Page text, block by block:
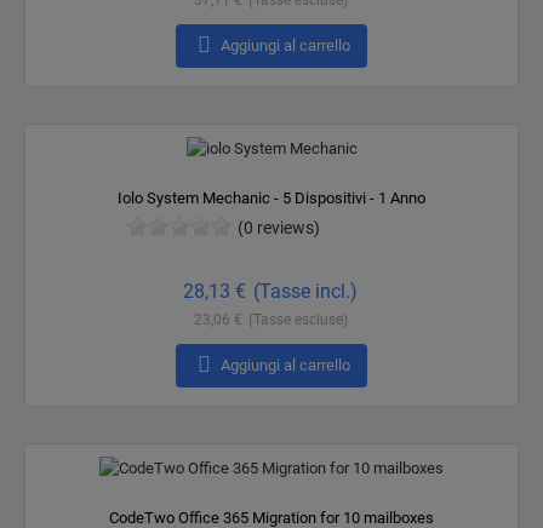
 Aggiungi al carrello
Iolo System Mechanic - 5 Dispositivi - 1 Anno
(0 reviews)
28,13 € (Tasse incl.)
23,06 € (Tasse escluse)
 Aggiungi al carrello
CodeTwo Office 365 Migration for 10 mailboxes